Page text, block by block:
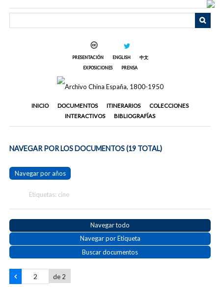
PRESENTACIÓN ENGLISH
中文
EXPOSICIONES
PRENSA
INICIO DOCUMENTOS ITINERARIOS
COLECCIONES
INTERACTIVOS
BIBLIOGRAFÍAS
NAVEGAR POR LOS DOCUMENTOS (19 TOTAL)
Navegar por años
Etiquetas: cine
Navegar todo
Navegar por Etiqueta
Buscar documentos
de 2